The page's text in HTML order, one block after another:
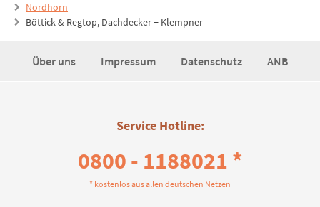
Nordhorn
Böttick & Regtop, Dachdecker + Klempner
Über uns Impressum Datenschutz ANB
Service Hotline:
0800 - 1188021 *
* kostenlos aus allen deutschen Netzen